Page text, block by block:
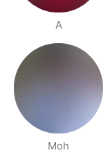
A
Moh